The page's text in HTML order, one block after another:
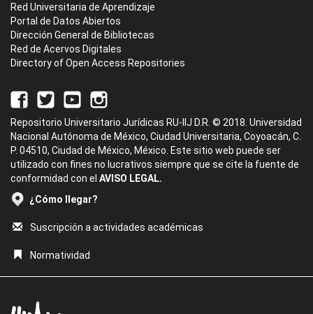
Red Universitaria de Aprendizaje
Portal de Datos Abiertos
Dirección General de Bibliotecas
Red de Acervos Digitales
Directory of Open Access Repositories
Repositorio Universitario Jurídicas RU-IIJ D.R. © 2018. Universidad
Nacional Autónoma de México, Ciudad Universitaria, Coyoacán, C.
P. 04510, Ciudad de México, México. Este sitio web puede ser
utilizado con fines no lucrativos siempre que se cite la fuente de
conformidad con el AVISO LEGAL.
¿Cómo llegar?
Suscripción a actividades académicas
Normatividad